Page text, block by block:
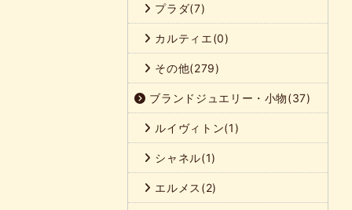
プラダ(7)
カルティエ(0)
その他(279)
ブランドジュエリー・小物(37)
ルイヴィトン(1)
シャネル(1)
エルメス(2)